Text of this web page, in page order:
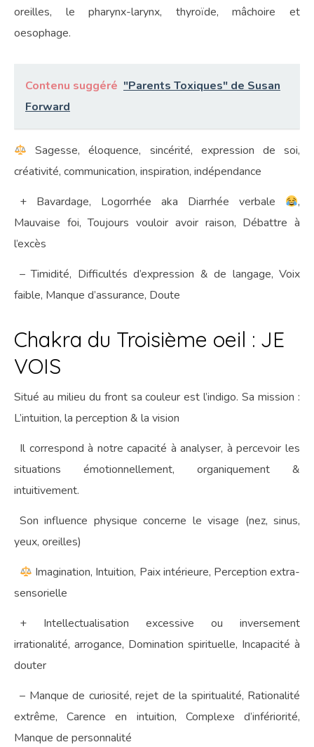
oreilles, le pharynx-larynx, thyroïde, mâchoire et
oesophage.
Contenu suggéré "Parents Toxiques" de Susan
Forward
Sagesse, éloquence, sincérité, expression de soi,
créativité, communication, inspiration, indépendance
+ Bavardage, Logorrhée aka Diarrhée verbale
,
Mauvaise foi, Toujours vouloir avoir raison, Débattre à
l’excès
– Timidité, Difficultés d’expression & de langage, Voix
faible, Manque d’assurance, Doute
Chakra du Troisième oeil : JE
VOIS
Situé au milieu du front sa couleur est l’indigo. Sa mission :
L’intuition, la perception & la vision
Il correspond à notre capacité à analyser, à percevoir les
situations émotionnellement, organiquement &
intuitivement.
Son influence physique concerne le visage (nez, sinus,
yeux, oreilles)
Imagination, Intuition, Paix intérieure, Perception extra-
sensorielle
+ Intellectualisation excessive ou inversement
irrationalité, arrogance, Domination spirituelle, Incapacité à
douter
– Manque de curiosité, rejet de la spiritualité, Rationalité
extrême, Carence en intuition, Complexe d’infériorité,
Manque de personnalité